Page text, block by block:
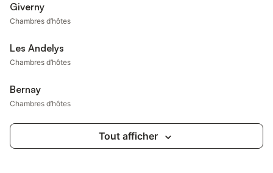
Giverny
Chambres d’hôtes
Les Andelys
Chambres d’hôtes
Bernay
Chambres d’hôtes
Tout afficher